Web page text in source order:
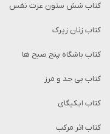
کتاب شش ستون عزت نفس
کتاب زنان زیرک
کتاب باشگاه پنج صبح ها
کتاب بی حد و مرز
کتاب ایکیگای
کتاب اثر مرکب